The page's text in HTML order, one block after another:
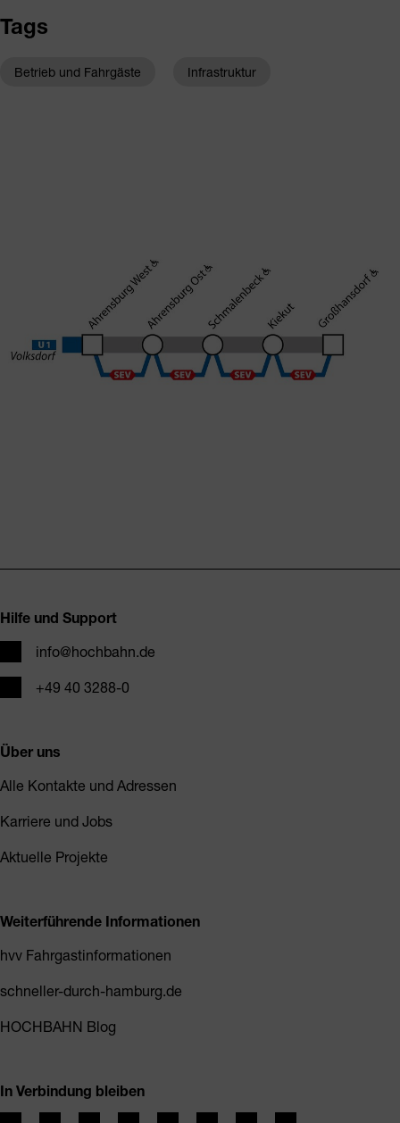
Tags
Betrieb und Fahrgäste Infrastruktur
Hilfe und Support
E-Mailinfo@hochbahn.de
Telefon+49 40 3288-0
Über uns
Alle Kontakte und Adressen
Karriere und Jobs
Aktuelle Projekte
Weiterführende Informationen
hvv Fahrgastinformationen
schneller-durch-hamburg.de
HOCHBAHN Blog
In Verbindung bleiben